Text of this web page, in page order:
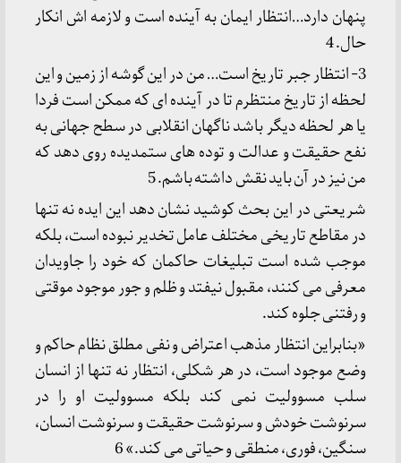
پنهان دارد…انتظار ایمان به آینده است و لازمه اش انکار
حال. 4
3- انتظار جبر تاریخ است… من در این گوشه از زمین و این
لحظه از تاریخ منتظرم تا در آینده ای که ممکن است فردا
یا هر لحظه دیگر باشد ناگهان انقلابی در سطح جهانی به
نفع حقیقت و عدالت و توده های ستمدیده روی دهد که
من نیز در آن باید نقش داشته باشم. 5
شریعتی در این بحث کوشید نشان دهد این ایده نه تنها
در مقاطع تاریخی مختلف عامل تخدیر نبوده است، بلکه
موجب شده است تبلیغات حاکمان که خود را جاویدان
معرفی می کنند، مقبول نیفتد و ظلم و جور موجود موقتی
و رفتنی جلوه کند.
«بنابراین انتظار مذهب اعتراض و نفی مطلق نظام حاکم و
وضع موجود است، در هر شکلی، انتظار نه تنها از انسان
سلب مسوولیت نمی کند بلکه مسوولیت او را در
سرنوشت خودش و سرنوشت حقیقت و سرنوشت انسان،
سنگین، فوری، منطقی و حیاتی می کند.» 6